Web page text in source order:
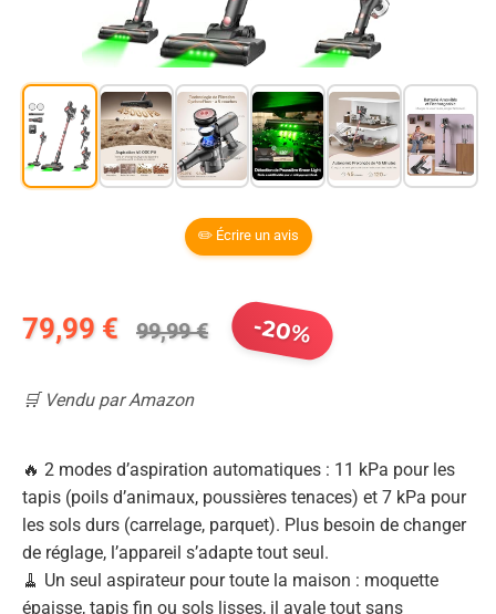
✏️ Écrire un avis
79,99 € 99,99 € -20%
🛒 Vendu par Amazon
🔥 2 modes d’aspiration automatiques : 11 kPa pour les
tapis (poils d’animaux, poussières tenaces) et 7 kPa pour
les sols durs (carrelage, parquet). Plus besoin de changer
de réglage, l’appareil s’adapte tout seul.
🧹 Un seul aspirateur pour toute la maison : moquette
épaisse, tapis fin ou sols lisses, il avale tout sans